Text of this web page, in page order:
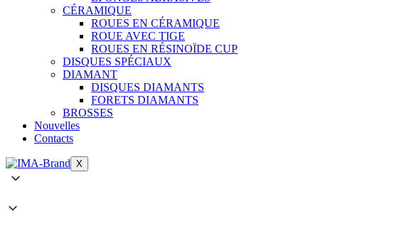
CÉRAMIQUE
ROUES EN CÉRAMIQUE
ROUE AVEC TIGE
ROUES EN RÉSINOÏDE CUP
DISQUES SPÉCIAUX
DIAMANT
DISQUES DIAMANTS
FORETS DIAMANTS
BROSSES
Nouvelles
Contacts
X